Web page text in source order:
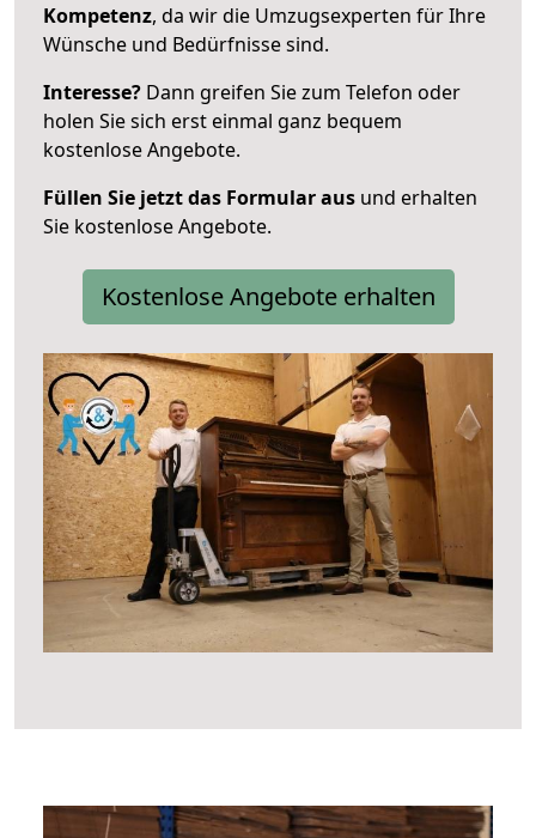
Kompetenz, da wir die Umzugsexperten für Ihre
Wünsche und Bedürfnisse sind.
Interesse? Dann greifen Sie zum Telefon oder
holen Sie sich erst einmal ganz bequem
kostenlose Angebote.
Füllen Sie jetzt das Formular aus und erhalten
Sie kostenlose Angebote.
Kostenlose Angebote erhalten